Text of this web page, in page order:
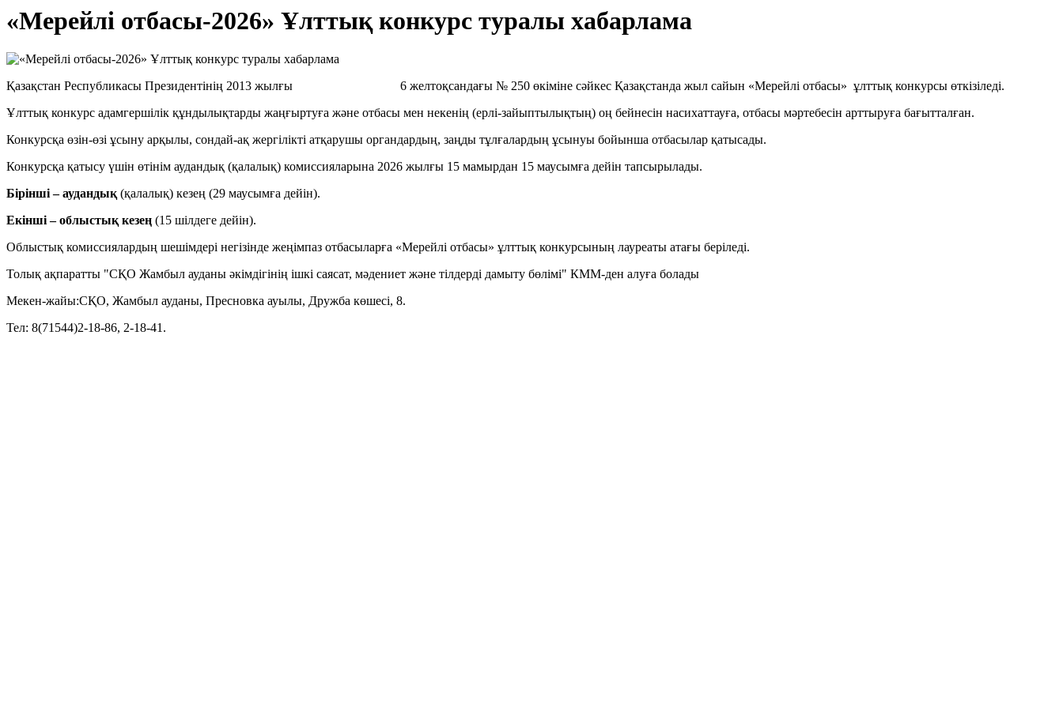
«Мерейлi отбасы-2026» Ұлттық конкурс туралы хабарлама
Қазақстан Республикасы Президентінің 2013 жылғы 6 желтоқсандағы № 250 өкіміне сәйкес Қазақстанда жыл сайын «Мерейлі отбасы» ұлттық конкурсы өткізіледі.
Ұлттық конкурс адамгершілік құндылықтарды жаңғыртуға және отбасы мен некенің (ерлі-зайыптылықтың) оң бейнесін насихаттауға, отбасы мәртебесін арттыруға бағытталған.
Конкурсқа өзін-өзі ұсыну арқылы, сондай-ақ жергілікті атқарушы органдардың, заңды тұлғалардың ұсынуы бойынша отбасылар қатысады.
Конкурсқа қатысу үшін өтінім аудандық (қалалық) комиссияларына 2026 жылғы 15 мамырдан 15 маусымға дейін тапсырылады.
Бірінші – аудандық(қалалық) кезең (29 маусымға дейін).
Екінші – облыстық кезең (15 шілдеге дейін).
Облыстық комиссиялардың шешімдері негізінде жеңімпаз отбасыларға «Мерейлі отбасы» ұлттық конкурсының лауреаты атағы беріледі.
Толық ақпаратты "СҚО Жамбыл ауданы әкімдігінің ішкі саясат, мәдениет және тілдерді дамыту бөлімі" КММ-ден алуға болады
Мекен-жайы:СҚО, Жамбыл ауданы, Пресновка ауылы, Дружба көшесі, 8.
Тел: 8(71544)2-18-86, 2-18-41.